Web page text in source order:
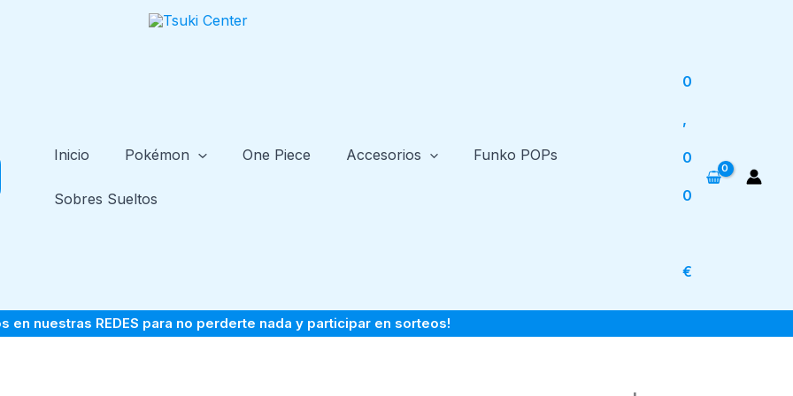
Inicio Pokémon One Piece Accesorios Funko POPs
Sobres Sueltos
0
,
0
0
€
en nuestras REDES para no perderte nada y participar en sorteos!